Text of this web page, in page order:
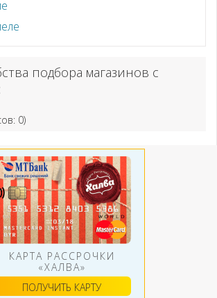
подбора магазинов с
0)
КАРТА РАССРОЧКИ
«ХАЛВА»
ПОЛУЧИТЬ КАРТУ